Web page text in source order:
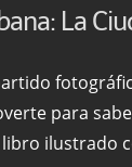
que puedes
saber
con los mejores consejos